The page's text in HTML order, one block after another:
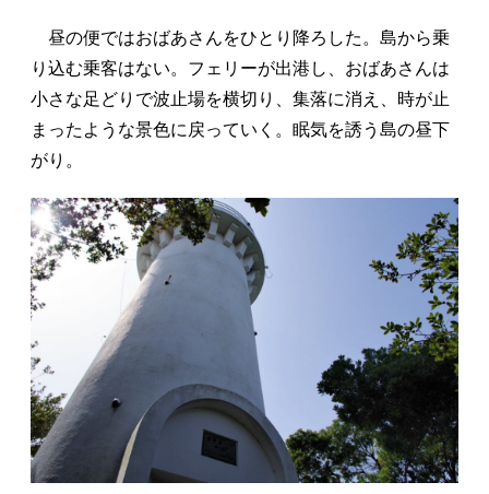
昼の便ではおばあさんをひとり降ろした。島から乗
り込む乗客はない。フェリーが出港し、おばあさんは
小さな足どりで波止場を横切り、集落に消え、時が止
まったような景色に戻っていく。眠気を誘う島の昼下
がり。